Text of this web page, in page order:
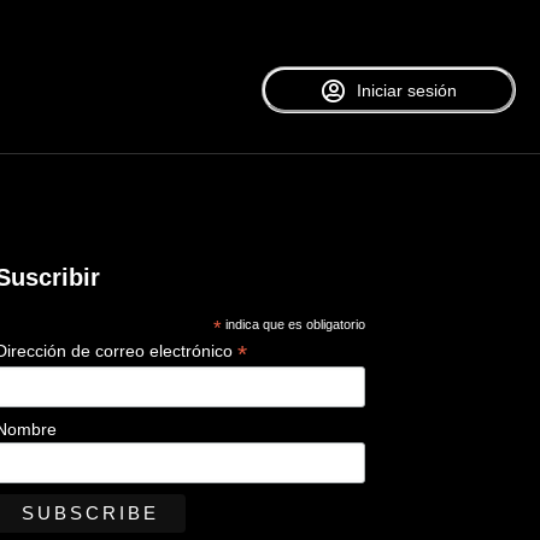
Iniciar sesión
* indica que es obligatorio
de correo electrónico *